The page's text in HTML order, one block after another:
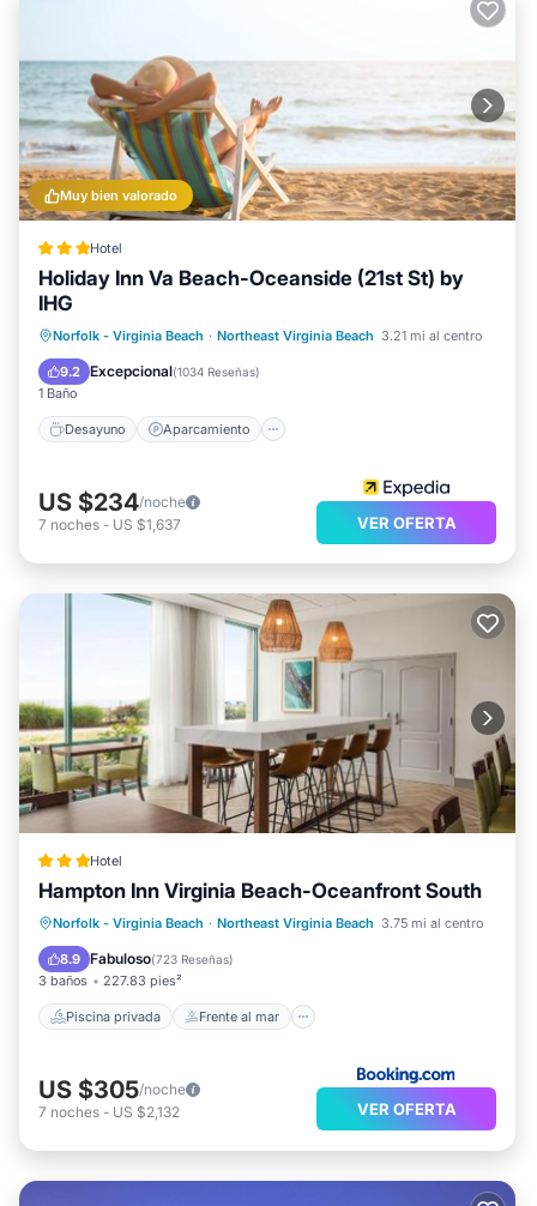
Muy bien valorado
Hotel
Holiday Inn Va Beach-Oceanside (21st St) by
IHG
Norfolk - Virginia Beach · Northeast Virginia Beach 3.21 mi al centro
9.2 Excepcional(1034 Reseñas)
1 Baño
Desayuno Aparcamiento
Desayuno Aparcamiento
Piscina
Balcón/Terraza
US $234/noche
7 noches - US $1,637 VER OFERTA
Hotel
Hampton Inn Virginia Beach-Oceanfront South
Norfolk - Virginia Beach · Northeast Virginia Beach 3.75 mi al centro
8.9 Fabuloso(723 Reseñas)
3 baños 227.83 pies²
Piscina privada Frente al mar
Piscina privada
Frente al mar
Estación de carga para vehículos eléctricos
Aparcamiento
US $305/noche
7 noches - US $2,132 VER OFERTA